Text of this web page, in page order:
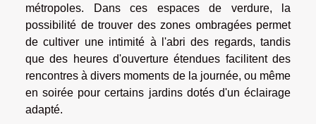
métropoles. Dans ces espaces de verdure, la
possibilité de trouver des zones ombragées permet
de cultiver une intimité à l'abri des regards, tandis
que des heures d'ouverture étendues facilitent des
rencontres à divers moments de la journée, ou même
en soirée pour certains jardins dotés d'un éclairage
adapté.